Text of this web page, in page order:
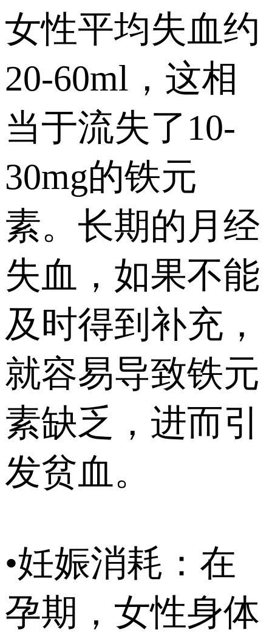
女性平均失血约
20-60ml，这相
当于流失了10-
30mg的铁元
素。长期的月经
失血，如果不能
及时得到补充，
就容易导致铁元
素缺乏，进而引
发贫血。
•妊娠消耗：在
孕期，女性身体